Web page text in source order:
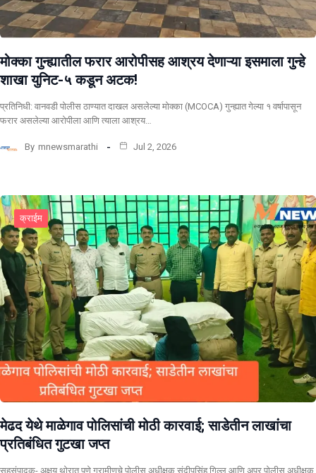
मोक्का गुन्ह्यातील फरार आरोपीसह आश्रय देणाऱ्या इसमाला गुन्हे
शाखा युनिट-५ कडून अटक!
प्रतिनिधी: वानवडी पोलीस ठाण्यात दाखल असलेल्या मोक्का (MCOCA) गुन्ह्यात गेल्या १ वर्षापासून
फरार असलेल्या आरोपीला आणि त्याला आश्रय…
By mnewsmarathi Jul 2, 2026
क्राईम
​मेढद येथे माळेगाव पोलिसांची मोठी कारवाई; साडेतीन लाखांचा
प्रतिबंधित गुटखा जप्त
सहसंपादक- अक्षय थोरात पुणे ग्रामीणचे पोलीस अधीक्षक संदीपसिंह गिल्ल आणि अपर पोलीस अधीक्षक